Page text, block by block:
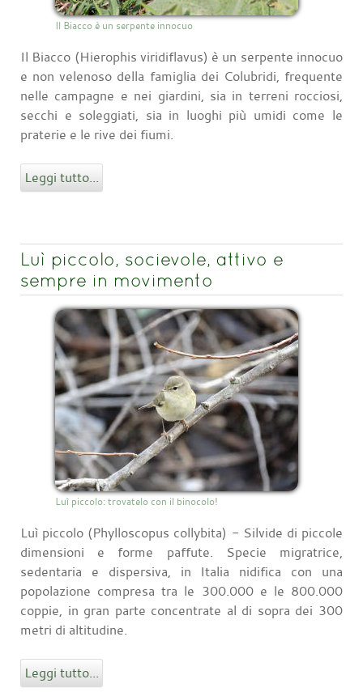
Il Biacco è un serpente innocuo
Il Biacco (Hierophis viridiflavus) è un serpente innocuo
e non velenoso della famiglia dei Colubridi, frequente
nelle campagne e nei giardini, sia in terreni rocciosi,
secchi e soleggiati, sia in luoghi più umidi come le
praterie e le rive dei fiumi.
Leggi tutto...
Luì piccolo, socievole, attivo e
sempre in movimento
Luì piccolo: trovatelo con il binocolo!
Luì piccolo (Phylloscopus collybita) - Silvide di piccole
dimensioni e forme paffute. Specie migratrice,
sedentaria e dispersiva, in Italia nidifica con una
popolazione compresa tra le 300.000 e le 800.000
coppie, in gran parte concentrate al di sopra dei 300
metri di altitudine.
Leggi tutto...